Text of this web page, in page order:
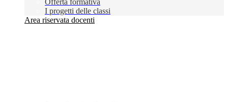
Offerta formativa
I progetti delle classi
Area riservata docenti